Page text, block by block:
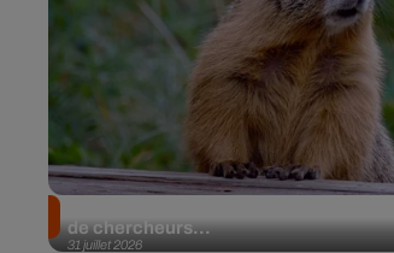
31 juillet 2026
de chercheurs...